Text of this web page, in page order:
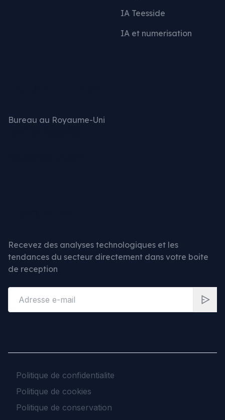
IA Teesside
IA et numerisation
Bureau au Royaume-Uni
Recevez des analyses technologiques et les
tendances du secteur directement dans votre boite
de reception
Politique de confidentialite
Politique de cookies
Politique de conservation